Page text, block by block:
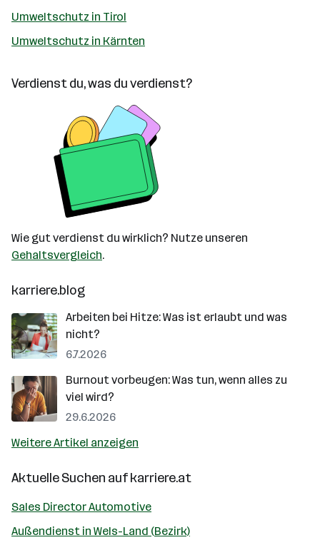
Umweltschutz in Tirol
Umweltschutz in Kärnten
Verdienst du, was du verdienst?
Wie gut verdienst du wirklich? Nutze unseren
Gehaltsvergleich.
karriere.blog
Arbeiten bei Hitze: Was ist erlaubt und was
nicht?
6.7.2026
Burnout vorbeugen: Was tun, wenn alles zu
viel wird?
29.6.2026
Weitere Artikel anzeigen
Aktuelle Suchen aufkarriere.at
Sales Director Automotive
Außendienst in Wels-Land (Bezirk)